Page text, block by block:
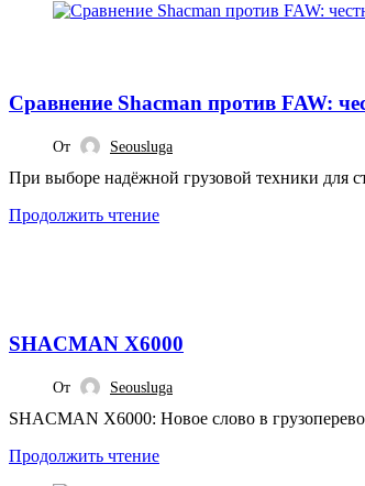
Сравнение Shacman против FAW:
От Seousluga
При выборе надёжной грузовой техники для
Продолжить чтение
SHACMAN X6000
От Seousluga
SHACMAN X6000: Новое слово в
Продолжить чтение